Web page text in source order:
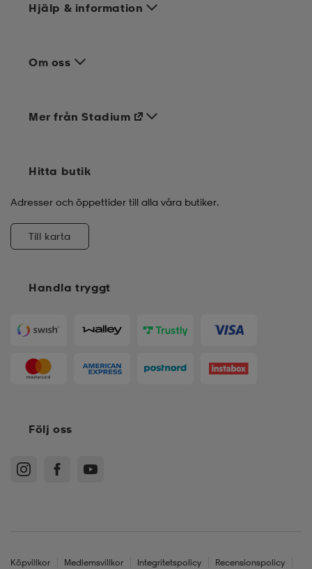
Hjälp & information
Om oss
Handla tryggt
Mer från Stadium
Hitta butik
Adresser och öppettider till alla våra butiker.
Till karta
Följ oss
Köpvillkor Medlemsvillkor Integritetspolicy Recensionspolicy